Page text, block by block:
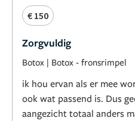
€ 150
Zorgvuldig
Botox | Botox - fronsrimpel
ik hou ervan als er mee
ook wat passend is. Dus
aangezicht totaal anders